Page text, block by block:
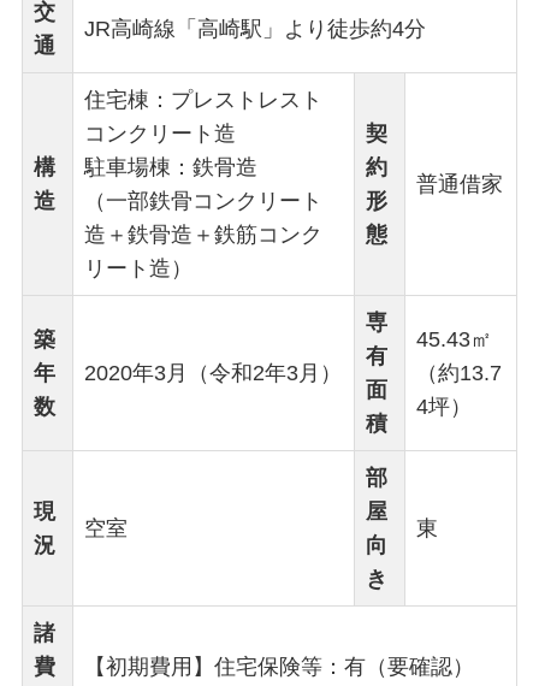
交
通
JR高崎線「高崎駅」より徒歩約4分
構
造
住宅棟：プレストレスト
コンクリート造
駐車場棟：鉄骨造
（一部鉄骨コンクリート
造＋鉄骨造＋鉄筋コンク
リート造）
契
約
形
態
普通借家
築
年
数
2020年3月（令和2年3月）
専
有
面
積
45.43㎡
（約13.7
4坪）
現
況
空室
部
屋
向
き
東
諸
費
【初期費用】住宅保険等：有（要確認）